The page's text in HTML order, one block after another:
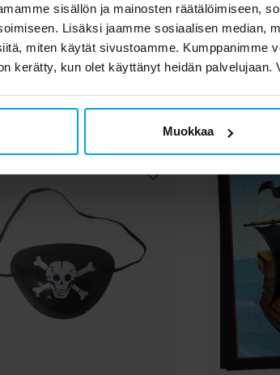
sisällön ja mainosten räätälöimiseen,
Lisäksi jaamme sosiaalisen median,
miten käytät sivustoamme. Kumppanimme
kerätty, kun olet käyttänyt heidän palvelujaan.
Muokkaa